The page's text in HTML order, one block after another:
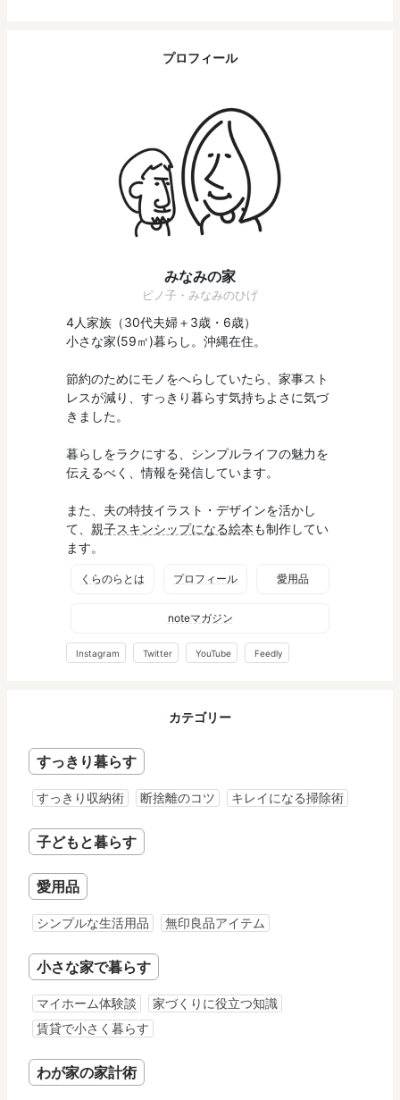
プロフィール
みなみの家
ピノ子・みなみのひげ
4人家族（30代夫婦＋3歳・6歳）
小さな家(59㎡)暮らし。沖縄在住。
節約のためにモノをへらしていたら、家事スト
レスが減り、すっきり暮らす気持ちよさに気づ
きました。
暮らしをラクにする、シンプルライフの魅力を
伝えるべく、情報を発信しています。
また、夫の特技イラスト・デザインを活かし
て、 親子スキンシップになる絵本も制作してい
ます。
くらのらとは プロフィール 愛用品
noteマガジン
Instagram Twitter YouTube Feedly
カテゴリー
すっきり暮らす
すっきり収納術 断捨離のコツ キレイになる掃除術
子どもと暮らす
愛用品
シンプルな生活用品 無印良品アイテム
小さな家で暮らす
マイホーム体験談
家づくりに役立つ知識
賃貸で小さく暮らす
わが家の家計術